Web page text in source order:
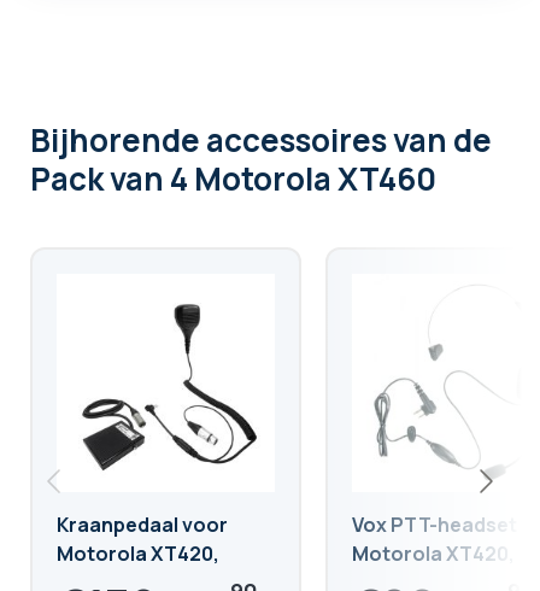
Bijhorende accessoiresvan de
Pack van 4 Motorola XT460
Kraanpedaal voor
Motorola XT420,
XT460, CP040, R2 en
Vox PTT-headset
Motorola XT420,
XT460, CP040